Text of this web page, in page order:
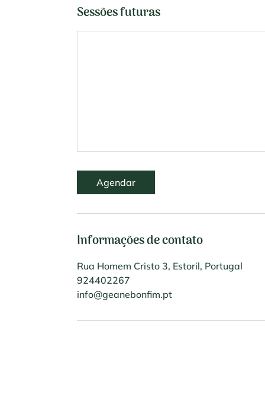
Sessões futuras
Agendar
Informações de contato
Rua Homem Cristo 3, Estoril, Portugal
924402267
info@geanebonfim.pt